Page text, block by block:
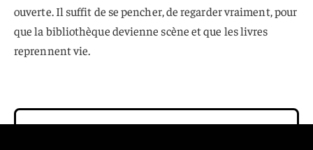
ouverte. Il suffit de se pencher, de regarder vraiment, pour
que la bibliothèque devienne scène et que les livres
reprennent vie.